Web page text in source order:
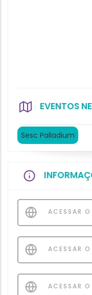
EVENTOS
Sesc Palladium
ACESSAR
ACESSAR
ACESSAR